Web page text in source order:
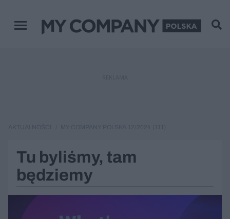
Menu główne
Tu byliśmy, tam
będziemy